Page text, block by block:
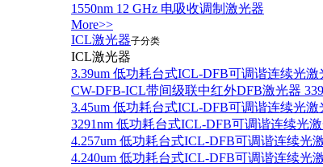
1550nm 12 GHz 电吸收调制激光器
More>>
ICL激光器子分类
ICL激光器
3.39um 低功耗台式ICL-DFB可调谐连续光激
CW-DFB-ICL带间级联中红外DFB激光器
3.45um 低功耗台式ICL-DFB可调谐连续光激
3291nm 低功耗台式ICL-DFB可调谐连续光
4.257um 低功耗台式ICL-DFB可调谐连续光
4.240um 低功耗台式ICL-DFB可调谐连续光